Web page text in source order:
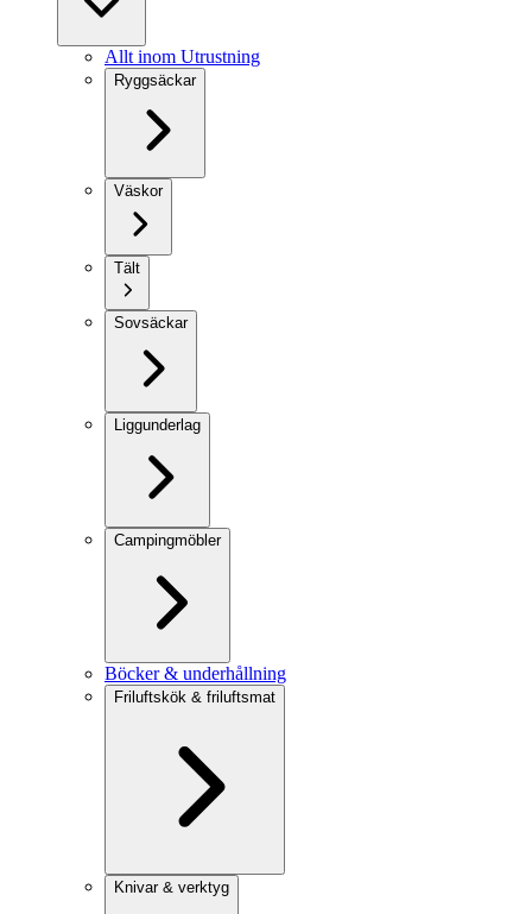
Allt inom Utrustning
Ryggsäckar
Väskor
Tält
Sovsäckar
Liggunderlag
Campingmöbler
Böcker & underhållning
Friluftskök & friluftsmat
Knivar & verktyg